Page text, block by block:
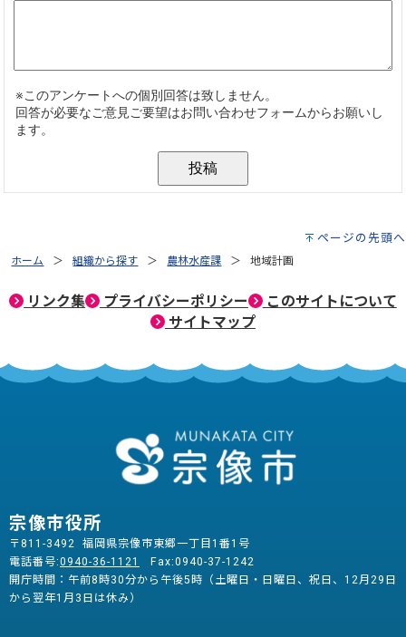
ページの先頭へ
ホーム 組織から探す 農林水産課 地域計画
リンク集 プライバシーポリシー
このサイトについて
サイトマップ
宗像市役所
〒811-3492 福岡県宗像市東郷一丁目1番1号
電話番号:0940-36-1121
Fax:0940-37-1242
開庁時間：午前8時30分から午後5時（土曜日・日曜日、祝日、12月29日
から翌年1月3日は休み）